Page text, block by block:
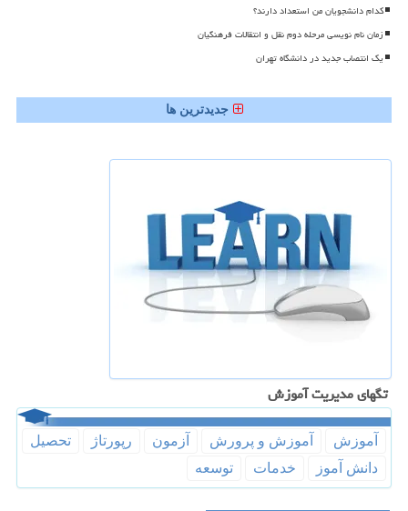
کدام دانشجویان من استعداد دارند؟
زمان نام نویسی مرحله دوم نقل و انتقالات فرهنگیان
یک انتصاب جدید در دانشگاه تهران
جدیدترین ها
تگهای مدیریت آموزش
آموزش آموزش و پرورش آزمون رپورتاژ
تحصیل
دانش آموز
خدمات توسعه